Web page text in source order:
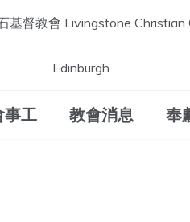
活石基
事工 教會消息 奉